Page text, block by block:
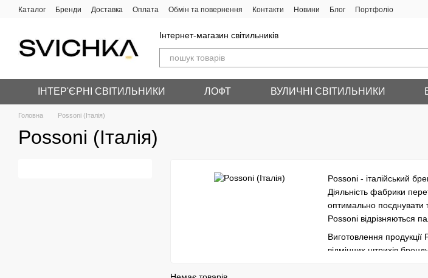
Перейти до основного контенту
Каталог Бренди Доставка Оплата Обмін та повернення Контакти Новини Блог Портфоліо
Інтернет-магазин світильників
ІНТЕР'ЄРНІ СВІТИЛЬНИКИ ЛОФТ ВУЛИЧНІ СВІТИЛЬНИКИ
Головна Possoni (Італія)
Possoni (Італія)
Possoni - італійський
Діяльність фабрики
оптимально поєднувати
Possoni відрізняються
Виготовлення
відмінних штрихів